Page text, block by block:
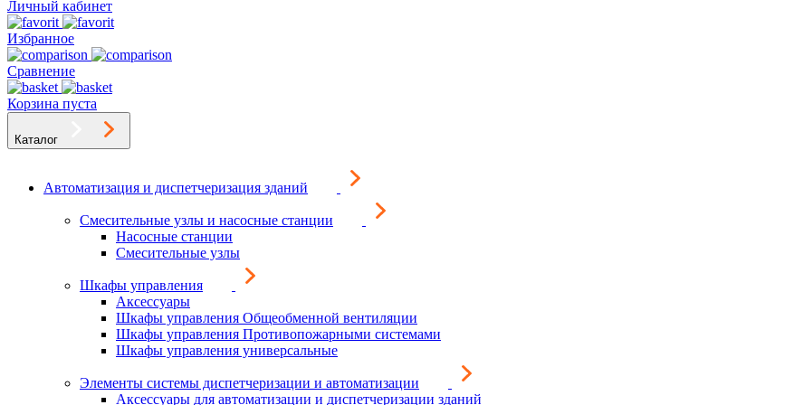
Личный кабинет
Избранное
Сравнение
Корзина пуста
Каталог
Автоматизация и диспетчеризация зданий
Смесительные узлы и насосные станции
Насосные станции
Смесительные узлы
Шкафы управления
Аксессуары
Шкафы управления Общеобменной вентиляции
Шкафы управления Противопожарными системами
Шкафы управления универсальные
Элементы системы диспетчеризации и автоматизации
Аксессуары для автоматизации и диспетчеризации зданий